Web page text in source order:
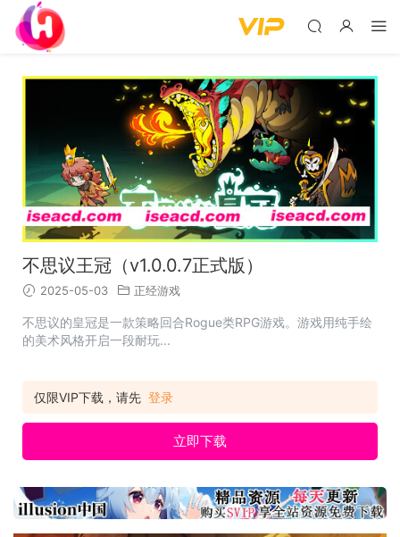
不思议王冠（v1.0.0.7正式版）
2025-05-03 正经游戏
不思议的皇冠是一款策略回合Rogue类RPG游戏。游戏用纯手绘
的美术风格开启一段耐玩...
仅限VIP下载，请先 登录
立即下载